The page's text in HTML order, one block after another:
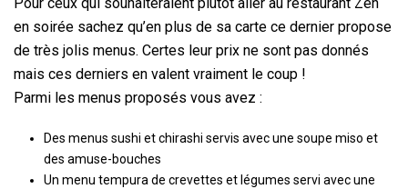
en soirée sachez qu’en plus de sa carte ce dernier propose
de très jolis menus. Certes leur prix ne sont pas donnés
mais ces derniers en valent vraiment le coup !
Parmi les menus proposés vous avez :
Des menus sushi et chirashi servis avec une soupe miso et
des amuse-bouches
Un menu tempura de crevettes et légumes servi avec une